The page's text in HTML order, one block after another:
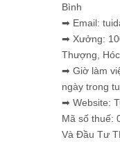
Bình
➡ Email:
➡ Xưởng:
Thượng,
➡ Giờ làm
ngày trong
➡ Website:
Mã số thuế:
Và Đầu Tư